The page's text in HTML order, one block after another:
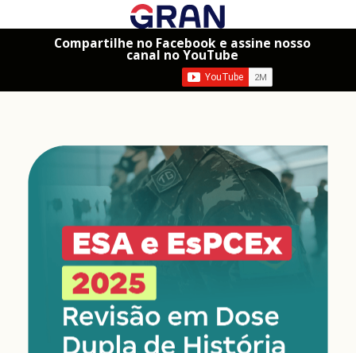
Compartilhe no Facebook e assine nosso
canal no YouTube